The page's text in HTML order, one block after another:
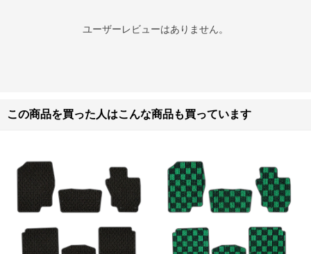
ユーザーレビューはありません。
この商品を買った人はこんな商品も買っています